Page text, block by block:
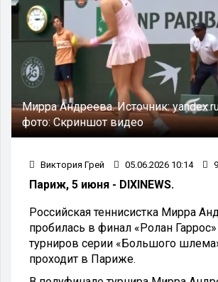
Мирра Андреева.Источник:
фото:Скриншот видео
Виктория Грей 05.06.2026 10:14
Париж, 5 июня - DIXINEWS.
Российская теннисистка Мирра
пробилась в финал «Ролан
турниров серии «Большого
проходит в Париже.